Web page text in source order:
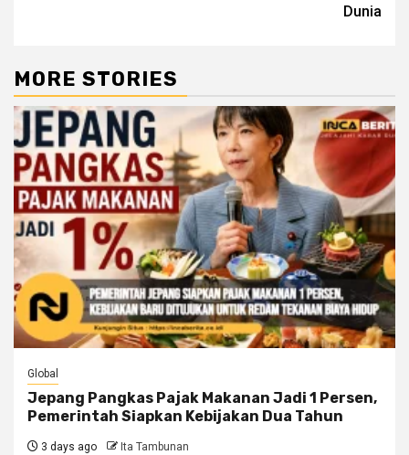
Dunia
MORE STORIES
Global
Jepang Pangkas Pajak Makanan Jadi 1 Persen,
Pemerintah Siapkan Kebijakan Dua Tahun
3 days ago Ita Tambunan